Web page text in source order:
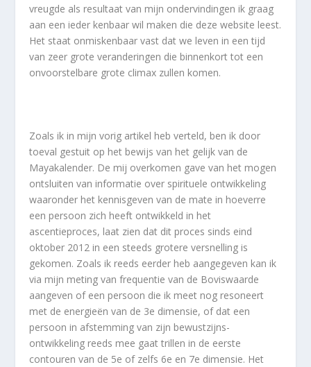
vreugde als resultaat van mijn ondervindingen ik graag
aan een ieder kenbaar wil maken die deze website leest.
Het staat onmiskenbaar vast dat we leven in een tijd
van zeer grote veranderingen die binnenkort tot een
onvoorstelbare grote climax zullen komen.
Zoals ik in mijn vorig artikel heb verteld, ben ik door
toeval gestuit op het bewijs van het gelijk van de
Mayakalender. De mij overkomen gave van het mogen
ontsluiten van informatie over spirituele ontwikkeling
waaronder het kennisgeven van de mate in hoeverre
een persoon zich heeft ontwikkeld in het
ascentieproces, laat zien dat dit proces sinds eind
oktober 2012 in een steeds grotere versnelling is
gekomen. Zoals ik reeds eerder heb aangegeven kan ik
via mijn meting van frequentie van de Boviswaarde
aangeven of een persoon die ik meet nog resoneert
met de energieën van de 3e dimensie, of dat een
persoon in afstemming van zijn bewustzijns-
ontwikkeling reeds mee gaat trillen in de eerste
contouren van de 5e of zelfs 6e en 7e dimensie. Het